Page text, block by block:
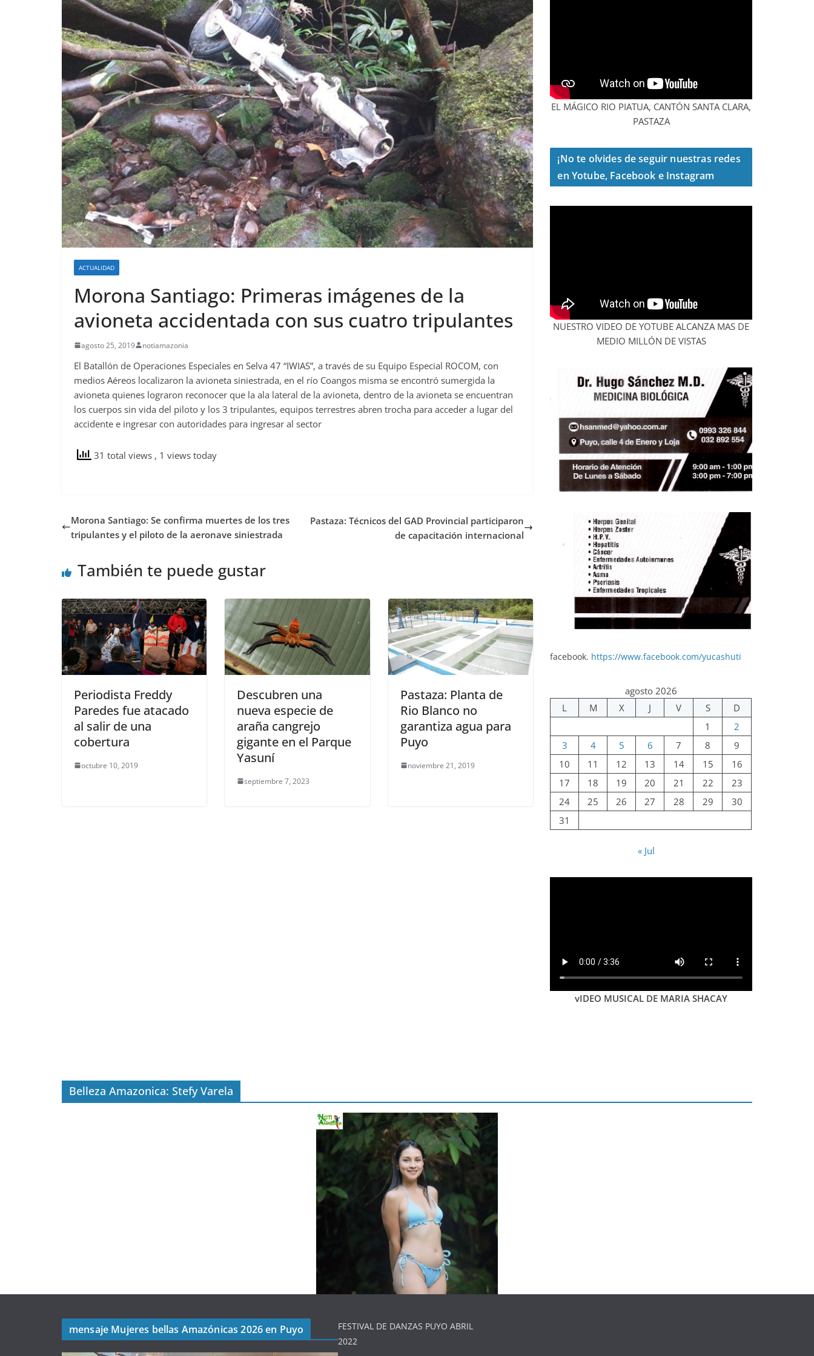
ACTUALIDAD
Morona Santiago: Primeras imágenes de la
avioneta accidentada con sus cuatro tripulantes
agosto 25, 2019 notiamazonia
El Batallón de Operaciones Especiales en Selva 47 “IWIAS”, a través de su Equipo Especial ROCOM, con
medios Aéreos localizaron la avioneta siniestrada, en el río Coangos misma se encontró sumergida la
avioneta quienes lograron reconocer que la ala lateral de la avioneta, dentro de la avioneta se encuentran
los cuerpos sin vida del piloto y los 3 tripulantes, equipos terrestres abren trocha para acceder a lugar del
accidente e ingresar con autoridades para ingresar al sector
31 total views , 1 views today
Morona Santiago: Se confirma muertes de los tres
tripulantes y el piloto de la aeronave siniestrada
Pastaza: Técnicos del GAD Provincial participaron
de capacitación internacional
También te puede gustar
Periodista Freddy
Paredes fue atacado
al salir de una
cobertura
octubre 10, 2019
Descubren una
nueva especie de
araña cangrejo
gigante en el Parque
Yasuní
septiembre 7, 2023
Pastaza: Planta de
Rio Blanco no
garantiza agua para
Puyo
noviembre 21, 2019
EL MÁGICO RIO PIATUA, CANTÓN SANTA CLARA,
PASTAZA
¡No te olvides de seguir nuestras redes
en Yotube, Facebook e Instagram
NUESTRO VIDEO DE YOTUBE ALCANZA MAS DE
MEDIO MILLÓN DE VISTAS
facebook. https://www.facebook.com/yucashuti
agosto 2026
L
M X J V S
D
1
2
3
4 5 6 7 8
9
10
11 12 13 14 15
16
17
18 19 20 21 22
23
24
25 26 27 28 29
30
31
« Jul
vIDEO MUSICAL DE MARIA SHACAY
Belleza Amazonica: Stefy Varela
mensaje Mujeres bellas Amazónicas 2026 en Puyo
FESTIVAL DE DANZAS PUYO ABRIL
2022